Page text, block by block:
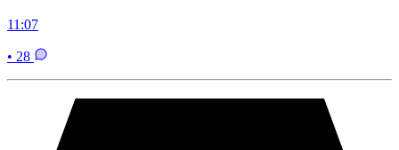
11:07
• 28